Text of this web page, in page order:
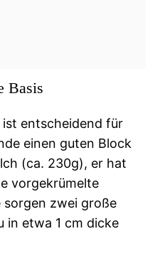
Basis
entscheidend für
einen guten Block
(ca. 230g), er hat
vorgekrümelte
sorgen zwei große
in etwa 1 cm dicke